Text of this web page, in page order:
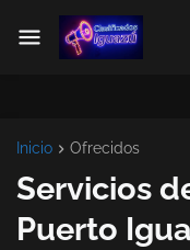
Inicio Ofrecidos
Servicios
Puerto